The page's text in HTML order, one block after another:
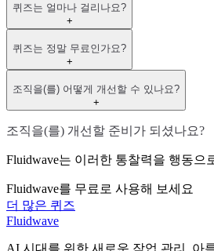
퀴즈는 얼마나 걸리나요?
+
퀴즈는 정말 무료인가요?
+
조직을(를) 어떻게 개선할 수 있나요?
+
조직을(를) 개선할 준비가 되셨나요?
Fluidwave는 이러한 통찰력을 행동
Fluidwave를 무료로 사용해 보세요
더 많은 퀴즈
Fluidwave